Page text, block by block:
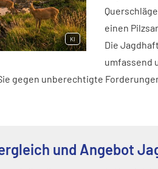
KI
einen
Die
umfassend
gegen unberechtigte
und Angebot